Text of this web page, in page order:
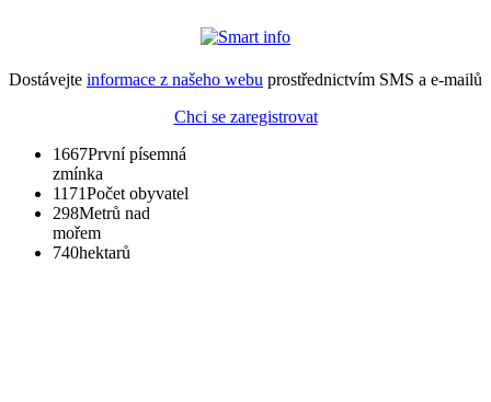
Dostávejte informace z našeho webu prostřednictvím SMS a e-mailů
Chci se zaregistrovat
1667První písemná
zmínka
1171Počet obyvatel
298Metrů nad
mořem
740hektarů